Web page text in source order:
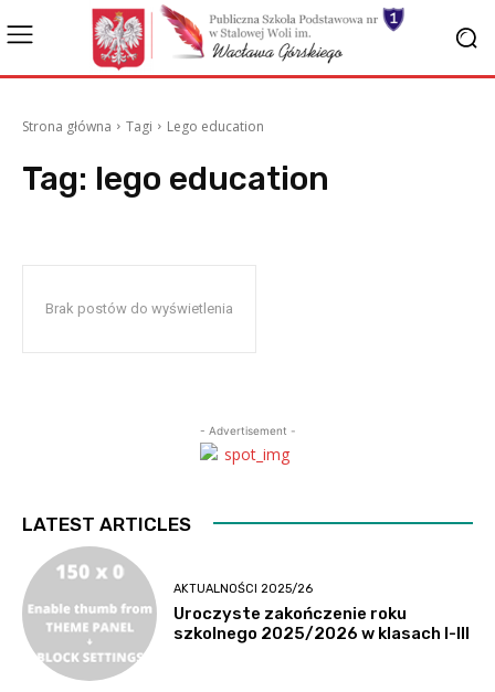
Strona główna Tagi Lego education
Tag: lego education
Brak postów do wyświetlenia
- Advertisement -
LATEST ARTICLES
AKTUALNOŚCI 2025/26
Uroczyste zakończenie roku
szkolnego 2025/2026 w klasach I-III